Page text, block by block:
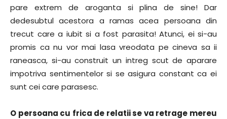
pare extrem de aroganta si plina de sine! Dar
dedesubtul acestora a ramas acea persoana din
trecut care a iubit si a fost parasita! Atunci, ei si-au
promis ca nu vor mai lasa vreodata pe cineva sa ii
raneasca, si-au construit un intreg scut de aparare
impotriva sentimentelor si se asigura constant ca ei
sunt cei care parasesc.
O persoana cu frica de relatii se va retrage mereu